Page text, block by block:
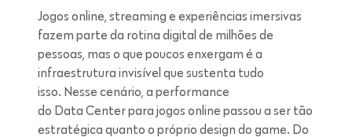
Jogos online, streaming e experiências imersivas
fazem parte da rotina digital de milhões de
pessoas, mas o que poucos enxergam é a
infraestrutura invisível que sustenta tudo
isso. Nesse cenário, a performance
do Data Center para jogos online passou a ser tão
estratégica quanto o próprio design do game. Do